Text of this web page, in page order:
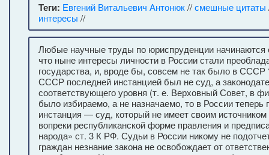
Теги: Евгений Витальевич Антонюк//смешные цитаты
интересы //
Любые научные труды по юриспруденции начинаются
что ныне интересы личности в России стали
государства, и, вроде бы, совсем не так было в СССР
СССР последней инстанцией был не суд, а
соответствующего уровня (т. е. Верховный Совет, в
было избираемо, а не назначаемо, то в России теперь
инстанция — суд, который не имеет своим
вопреки республиканской форме правления и
народа» ст. 3 К РФ. Судьи в России никому не
граждан незнание закона не освобождает от